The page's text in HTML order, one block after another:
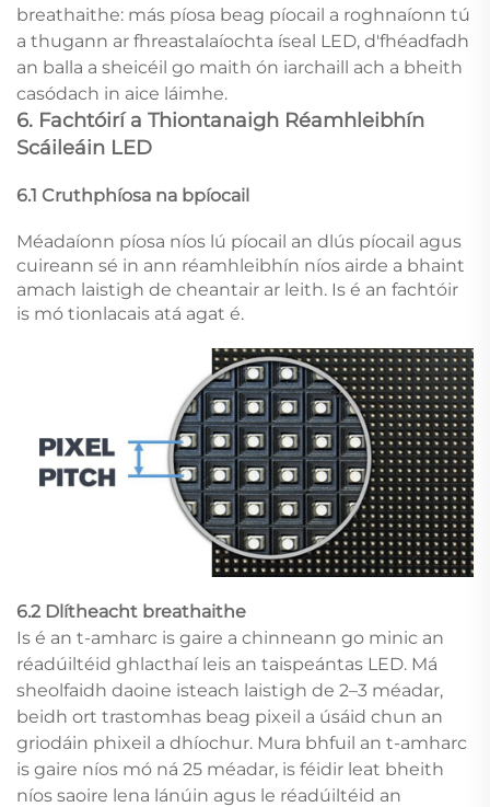
breathaithe: más píosa beag píocail a roghnaíonn tú
a thugann ar fhreastalaíochta íseal LED, d'fhéadfadh
an balla a sheicéil go maith ón iarchaill ach a bheith
casódach in aice láimhe.
6. Fachtóirí a Thiontanaigh Réamhleibhín
Scáileáin LED
6.1 Cruthphíosa na bpíocail
Méadaíonn píosa níos lú píocail an dlús píocail agus
cuireann sé in ann réamhleibhín níos airde a bhaint
amach laistigh de cheantair ar leith. Is é an fachtóir
is mó tionlacais atá agat é.
6.2 Dlítheacht breathaithe
Is é an t-amharc is gaire a chinneann go minic an
réadúiltéid ghlacthaí leis an taispeántas LED. Má
sheolfaidh daoine isteach laistigh de 2–3 méadar,
beidh ort trastomhas beag pixeil a úsáid chun an
griodáin phixeil a dhíochur. Mura bhfuil an t-amharc
is gaire níos mó ná 25 méadar, is féidir leat bheith
níos saoire lena lánúin agus le réadúiltéid an